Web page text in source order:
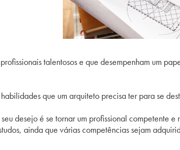
talentosos e que desempenham um
que um arquiteto precisa ter para se
desejo é se tornar um profissional competente
ainda que várias competências sejam